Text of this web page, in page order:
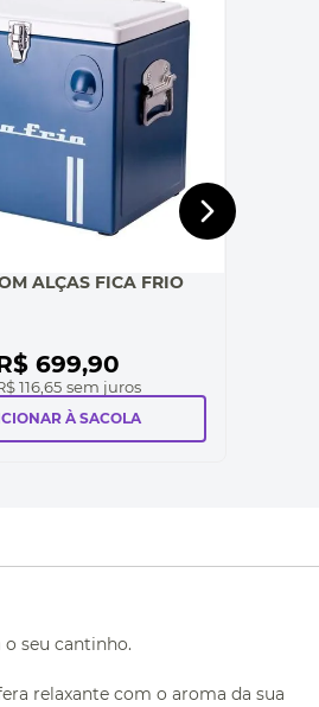
ALÇAS FICA FRIO
699,90
116,65 sem juros
À SACOLA
seu cantinho.
relaxante com o aroma da sua